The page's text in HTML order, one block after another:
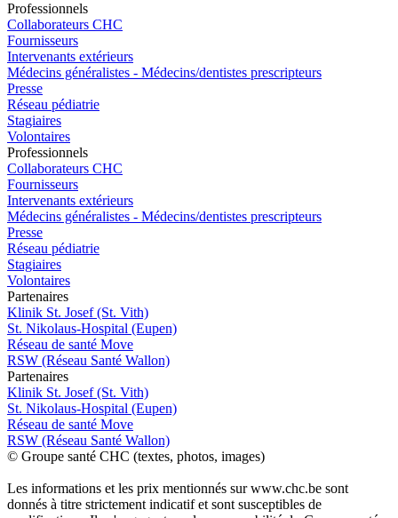
Professionnels
Collaborateurs CHC
Fournisseurs
Intervenants extérieurs
Médecins généralistes - Médecins/dentistes prescripteurs
Presse
Réseau pédiatrie
Stagiaires
Volontaires
Professionnels
Collaborateurs CHC
Fournisseurs
Intervenants extérieurs
Médecins généralistes - Médecins/dentistes prescripteurs
Presse
Réseau pédiatrie
Stagiaires
Volontaires
Partenaires
Klinik St. Josef (St. Vith)
St. Nikolaus-Hospital (Eupen)
Réseau de santé Move
RSW (Réseau Santé Wallon)
Partenaires
Klinik St. Josef (St. Vith)
St. Nikolaus-Hospital (Eupen)
Réseau de santé Move
RSW (Réseau Santé Wallon)
© Groupe santé CHC (textes, photos, images)
Les informations et les prix mentionnés sur www.chc.be sont
donnés à titre strictement indicatif et sont susceptibles de